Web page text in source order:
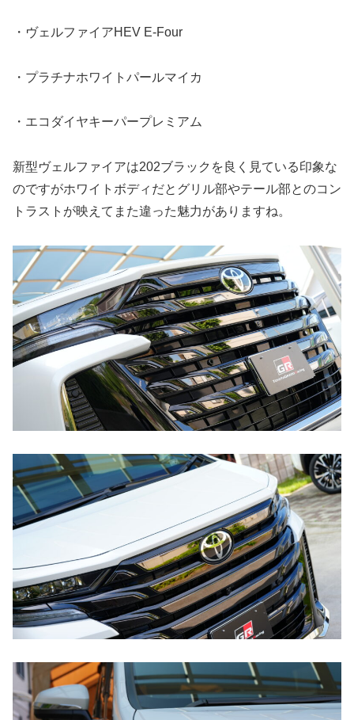
・ヴェルファイアHEV E-Four
・プラチナホワイトパールマイカ
・エコダイヤキーパープレミアム
新型ヴェルファイアは202ブラックを良く見ている印象な
のですがホワイトボディだとグリル部やテール部とのコン
トラストが映えてまた違った魅力がありますね。